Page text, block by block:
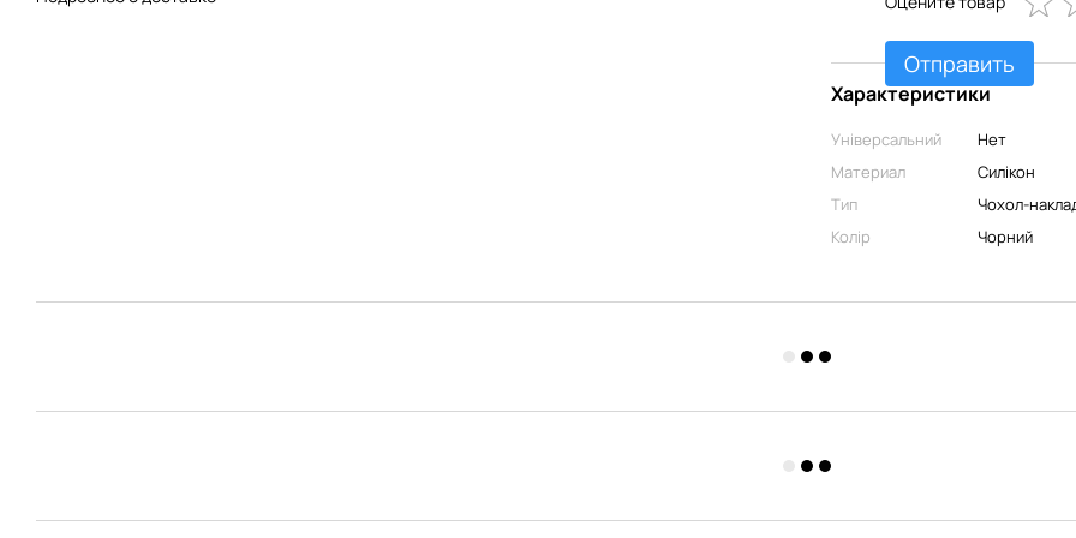
Отправить
Характеристики
Універсальний
Нет
Материал
Силікон
Тип
Чохол-
Колір
Чорний